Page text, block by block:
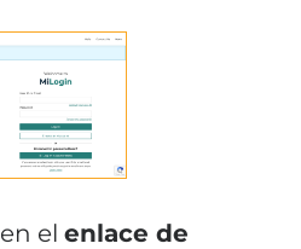
en el enlace de